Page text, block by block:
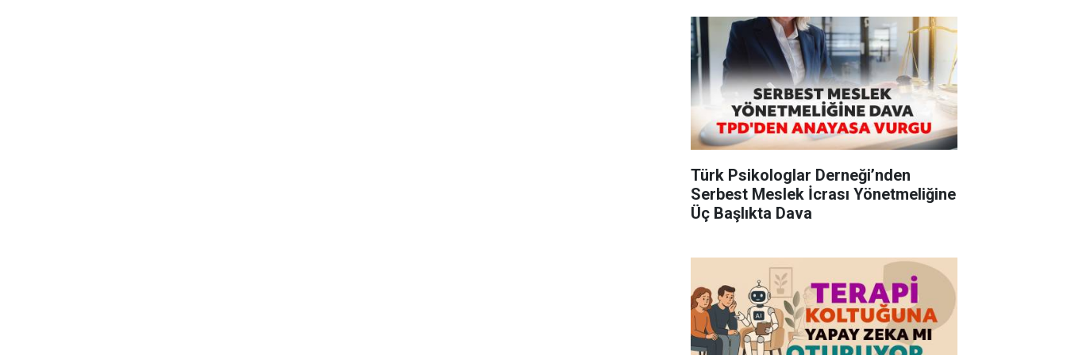
Türk Psikologlar Derneği’nden
Serbest Meslek İcrası Yönetmeliğine
Üç Başlıkta Dava